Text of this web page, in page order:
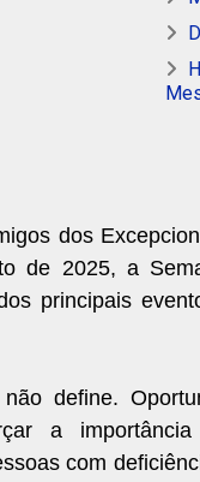
dos
de 2025, a
principais
define.
a
com